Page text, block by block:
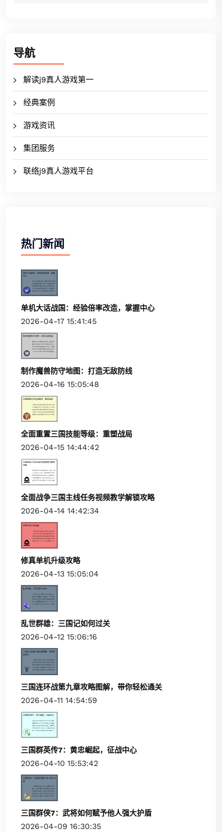
导航
解读j9真人游戏第一
经典案例
游戏资讯
集团服务
联络j9真人游戏平台
热门新闻
单机大话战国：经验倍率改造，掌握中心
2026-04-17 15:41:45
制作魔兽防守地图：打造无敌防线
2026-04-16 15:05:48
全面重置三国技能等级：重塑战局
2026-04-15 14:44:42
全面战争三国主线任务视频教学解锁攻略
2026-04-14 14:42:34
修真单机升级攻略
2026-04-13 15:05:04
乱世群雄：三国记如何过关
2026-04-12 15:06:16
三国连环战第九章攻略图解，带你轻松通关
2026-04-11 14:54:59
三国群英传7：黄忠崛起，征战中心
2026-04-10 15:53:42
三国群侠7：武将如何赋予他人强大护盾
2026-04-09 16:30:35